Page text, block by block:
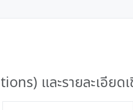
และรายละเอียด